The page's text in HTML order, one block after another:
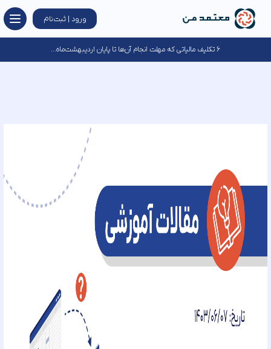
ورود | ثبت‌نام
۶ تکلیف مالیاتی که مهلت انجام آن‌ها تا پایان اردیبهشت‌ماه...